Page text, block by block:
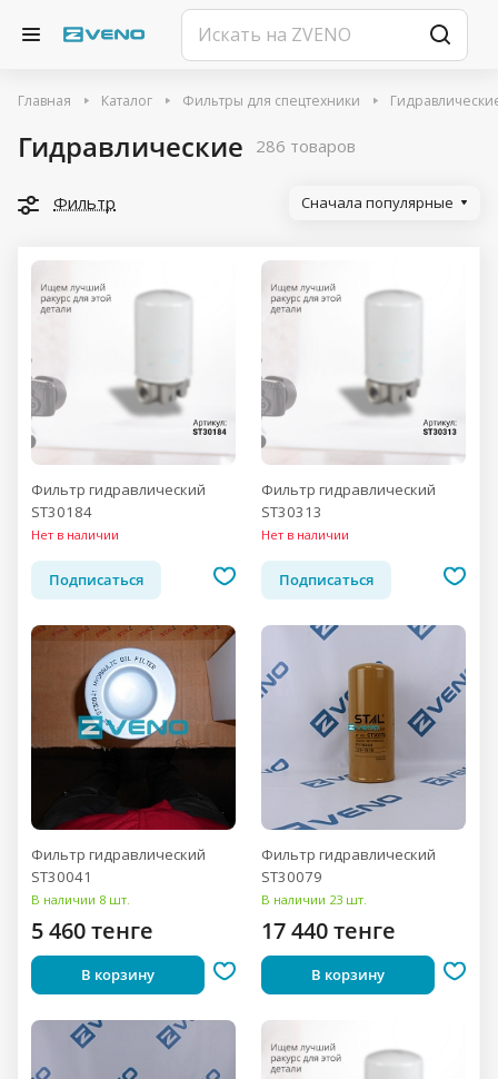
Главная Каталог Фильтры для спецтехники
Гидравлические 286 товаров
Фильтр Сначала популярные
Фильтр гидравлический
ST30184
Нет в наличии
Подписаться
Фильтр гидравлический
ST30313
Нет в наличии
Подписаться
Фильтр гидравлический
ST30041
В наличии 8 шт.
5 460 тенге
В корзину
Фильтр гидравлический
ST30079
В наличии 23 шт.
17 440 тенге
В корзину